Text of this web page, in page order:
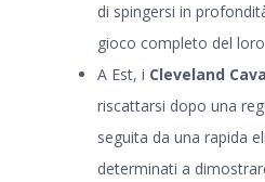
di spingersi in
gioco completo del
A Est, i Cleveland
riscattarsi dopo una
seguita da una rapida
determinati a